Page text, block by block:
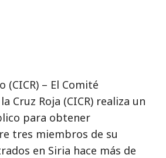
(CICR) – El Comité
Cruz Roja (CICR) realiza un
para obtener
tres miembros de su
en Siria hace más de